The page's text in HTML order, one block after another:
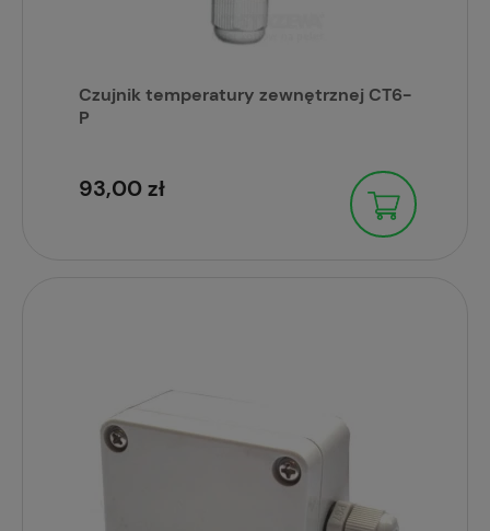
Czujnik temperatury zewnętrznej CT6-
P
93,00 zł